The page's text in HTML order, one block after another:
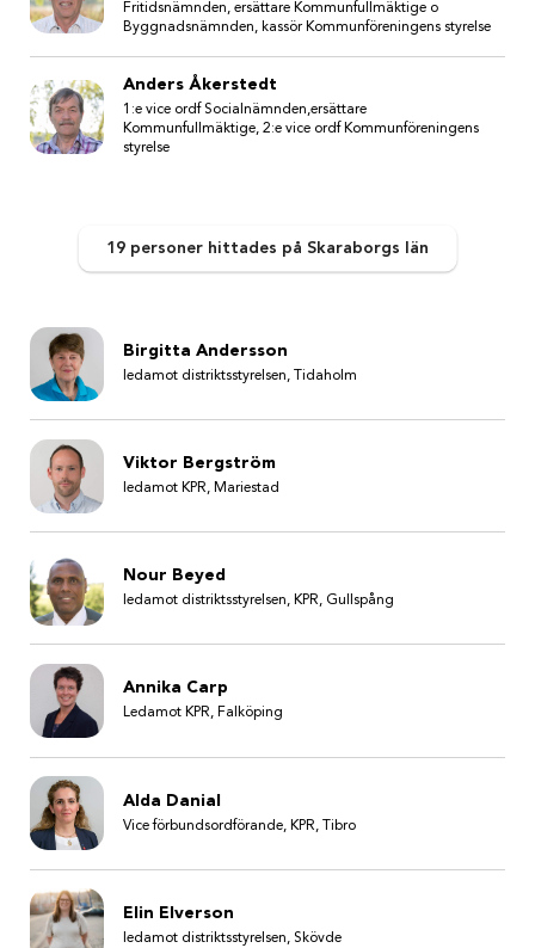
Fritidsnämnden, ersättare Kommunfullmäktige o
Byggnadsnämnden, kassör Kommunföreningens styrelse
Anders Åkerstedt
1:e vice ordf Socialnämnden,ersättare
Kommunfullmäktige, 2:e vice ordf Kommunföreningens
styrelse
19 personer hittades på Skaraborgs län
Birgitta Andersson
ledamot distriktsstyrelsen, Tidaholm
Viktor Bergström
ledamot KPR, Mariestad
Nour Beyed
ledamot distriktsstyrelsen, KPR, Gullspång
Annika Carp
Ledamot KPR, Falköping
Alda Danial
Vice förbundsordförande, KPR, Tibro
Elin Elverson
ledamot distriktsstyrelsen, Skövde